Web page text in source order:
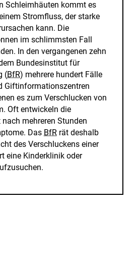
Schleimhäuten kommt es
Stromfluss, der starke
kann. Die
im schlimmsten Fall
In den vergangenen zehn
Bundesinstitut für
(BfR) mehrere hundert Fälle
Giftinformationszentren
es zum Verschlucken von
Oft entwickeln die
mehreren Stunden
Das BfR rät deshalb
des Verschluckens einer
eine Kinderklinik oder